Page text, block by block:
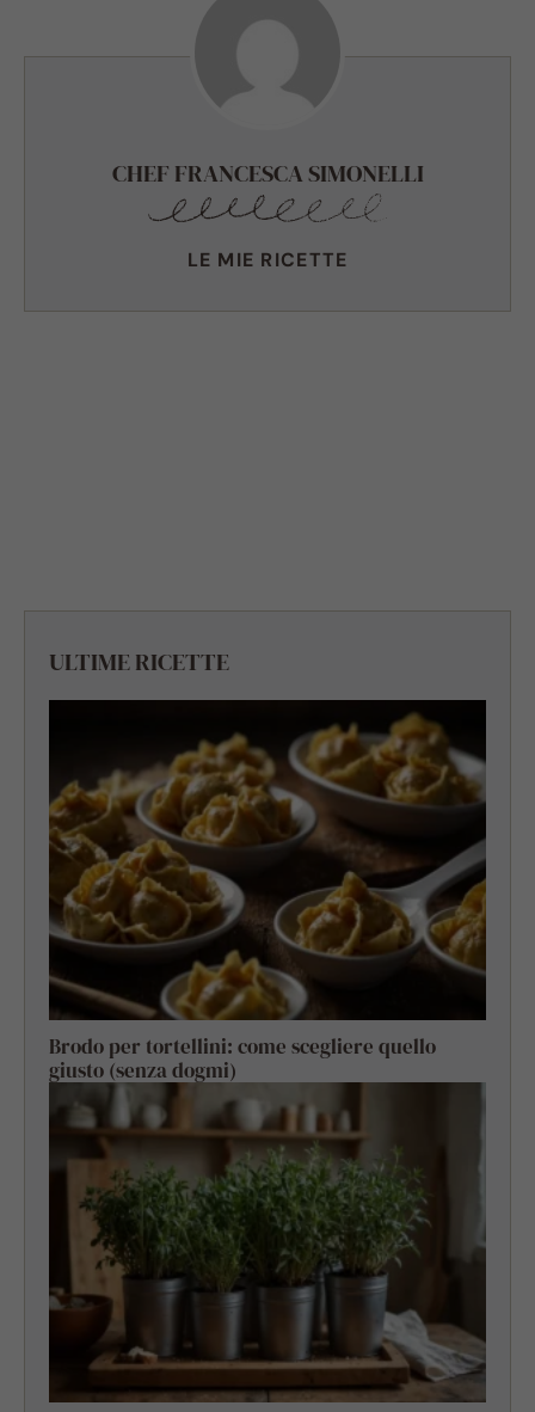
CHEF FRANCESCA SIMONELLI
LE MIE RICETTE
ULTIME RICETTE
Brodo per tortellini: come scegliere quello
giusto (senza dogmi)